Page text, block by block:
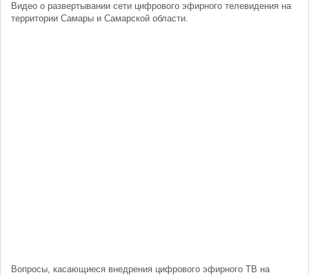
Видео о развертывании сети цифрового эфирного телевидения на
территории Самары и Самарской области.
Вопросы, касающиеся внедрения цифрового эфирного ТВ на